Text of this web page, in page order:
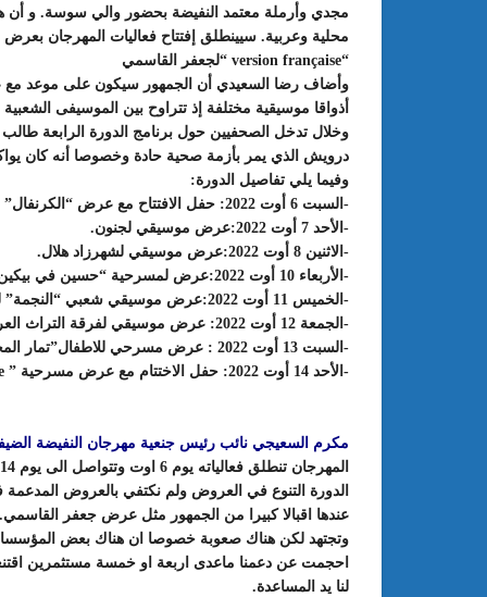
محلية وعربية. سيينطلق إفتتاح فعاليات المهرجان
“version française “لجعفر القاسمي
وأضاف رضا السعيدي أن الجمهور سيكون على موعد
أذواقا موسيقية مختلفة إذ تتراوح بين الموسيفى
وخلال تدخل الصحفيين حول برنامج الدورة الرابعة
درويش الذي يمر بأزمة صحية حادة وخصوصا أنه كان
وفيما يلي تفاصيل الدورة:
-السبت 6 أوت 2022: حفل الافتتاح مع عرض “الكرنفال”
-الأحد 7 أوت 2022:عرض موسيقي لجنون.
-الاثنين 8 أوت 2022:عرض موسيقي لشهرزاد هلال.
-الأربعاء 10 أوت 2022:عرض لمسرحية “حسين في بيكين” لمقداد السهيلي.
-الخميس 11 أوت 2022:عرض موسيقي شعبي “النجمة” للمياء التونسية.
-الجمعة 12 أوت 2022: عرض موسيقي لفرقة التراث العراقية.
-السبت 13 أوت 2022 : عرض مسرحي للاطفال”تمار المحبة”.
-الأحد 14 أوت 2022: حفل الاختتام مع عرض مسرحية ” version française” لجعفر القاسمي.
مكرم السعيجي نائب رئيس جنعية مهرجان النفيضة
الدورة التنوع في العروض ولم نكتفي بالعروض
عندها اقبالا كبيرا من الجمهور مثل عرض جعفر القاسمي.
وتجتهد لكن هناك صعوبة خصوصا ان هناك بعض المؤسسات
احجمت عن دعمنا ماعدى اربعة او خمسة مستثمرين
لنا يد المساعدة.